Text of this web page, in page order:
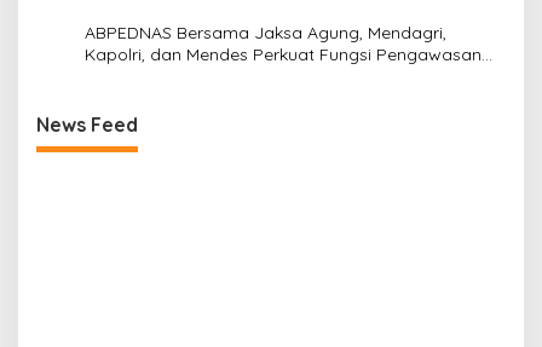
ABPEDNAS Bersama Jaksa Agung, Mendagri,
Kapolri, dan Mendes Perkuat Fungsi Pengawasan
News Feed